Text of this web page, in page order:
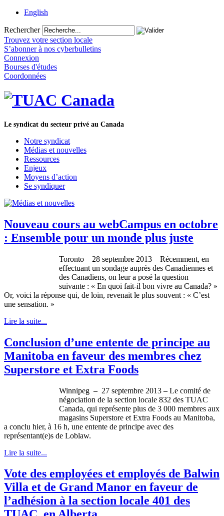
English
Rechercher
Trouvez votre section locale
S’abonner à nos cyberbulletins
Connexion
Bourses d'études
Coordonnées
Le syndicat du secteur privé au Canada
Notre syndicat
Médias et nouvelles
Ressources
Enjeux
Moyens d’action
Se syndiquer
Nouveau cours au webCampus en octobre
: Ensemble pour un monde plus juste
Toronto – 28 septembre 2013 – Récemment, en
effectuant un sondage auprès des Canadiennes et
des Canadiens, on leura posé la question
suivante : « En quoi fait-il bon vivre au Canada? »
Or, voici la réponse qui, de loin, revenait le plus souvent : « C’est
une sensation. »
Lire la suite...
Conclusion d’une entente de principe au
Manitoba en faveur des membres chez
Superstore et Extra Foods
Winnipeg – 27 septembre 2013 – Le comité de
négociation de la section locale 832 des TUAC
Canada, qui représente plus de 3 000 membres aux
magasins Superstore et Extra Foods au Manitoba,
a conclu hier, à 16 h, une entente de principe avec des
représentant(e)s de Loblaw.
Lire la suite...
Vote des employées et employés de Balwin
Villa et de Grand Manor en faveur de
l’adhésion à la section locale 401 des